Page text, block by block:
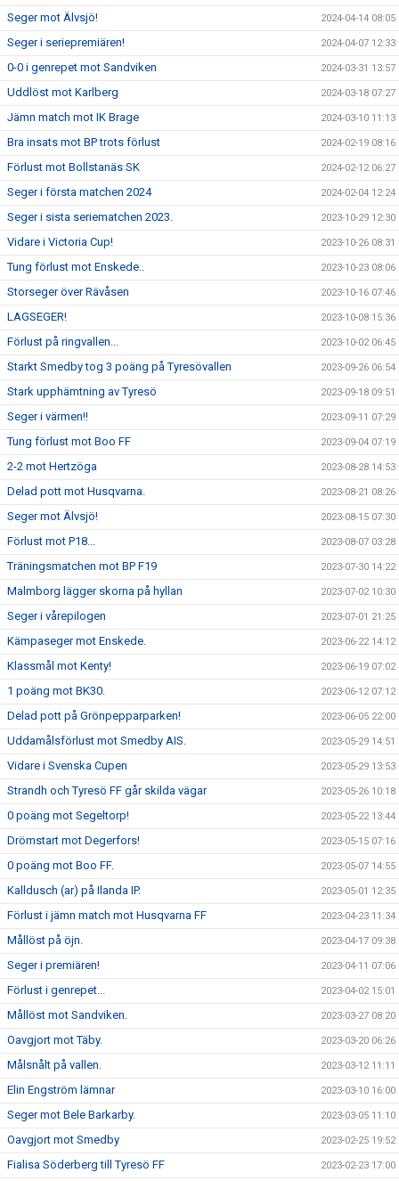
Seger mot Älvsjö! 2024-04-14 08:05
Seger i seriepremiären! 2024-04-07 12:33
0-0 i genrepet mot Sandviken 2024-03-31 13:57
Uddlöst mot Karlberg 2024-03-18 07:27
Jämn match mot IK Brage 2024-03-10 11:13
Bra insats mot BP trots förlust 2024-02-19 08:16
Förlust mot Bollstanäs SK 2024-02-12 06:27
Seger i första matchen 2024 2024-02-04 12:24
Seger i sista seriematchen 2023. 2023-10-29 12:30
Vidare i Victoria Cup! 2023-10-26 08:31
Tung förlust mot Enskede.. 2023-10-23 08:06
Storseger över Rävåsen 2023-10-16 07:46
LAGSEGER! 2023-10-08 15:36
Förlust på ringvallen... 2023-10-02 06:45
Starkt Smedby tog 3 poäng på Tyresövallen 2023-09-26 06:54
Stark upphämtning av Tyresö 2023-09-18 09:51
Seger i värmen!! 2023-09-11 07:29
Tung förlust mot Boo FF 2023-09-04 07:19
2-2 mot Hertzöga 2023-08-28 14:53
Delad pott mot Husqvarna. 2023-08-21 08:26
Seger mot Älvsjö! 2023-08-15 07:30
Förlust mot P18... 2023-08-07 03:28
Träningsmatchen mot BP F19 2023-07-30 14:22
Malmborg lägger skorna på hyllan 2023-07-02 10:30
Seger i vårepilogen 2023-07-01 21:25
Kämpaseger mot Enskede. 2023-06-22 14:12
Klassmål mot Kenty! 2023-06-19 07:02
1 poäng mot BK30. 2023-06-12 07:12
Delad pott på Grönpepparparken! 2023-06-05 22:00
Uddamålsförlust mot Smedby AIS. 2023-05-29 14:51
Vidare i Svenska Cupen 2023-05-29 13:53
Strandh och Tyresö FF går skilda vägar 2023-05-26 10:18
0 poäng mot Segeltorp! 2023-05-22 13:44
Drömstart mot Degerfors! 2023-05-15 07:16
0 poäng mot Boo FF. 2023-05-07 14:55
Kalldusch (ar) på Ilanda IP. 2023-05-01 12:35
Förlust i jämn match mot Husqvarna FF 2023-04-23 11:34
Mållöst på öjn. 2023-04-17 09:38
Seger i premiären! 2023-04-11 07:06
Förlust i genrepet... 2023-04-02 15:01
Mållöst mot Sandviken. 2023-03-27 08:20
Oavgjort mot Täby. 2023-03-20 06:26
Målsnålt på vallen. 2023-03-12 11:11
Elin Engström lämnar 2023-03-10 16:00
Seger mot Bele Barkarby. 2023-03-05 11:10
Oavgjort mot Smedby 2023-02-25 19:52
Fialisa Söderberg till Tyresö FF 2023-02-23 17:00